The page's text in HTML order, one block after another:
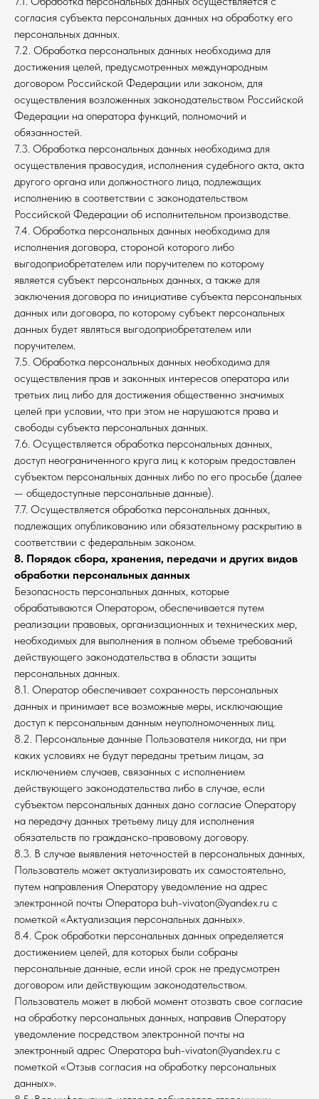
согласия субъекта персональных данных на обработку его
персональных данных.
7.2. Обработка персональных данных необходима для
достижения целей, предусмотренных международным
договором Российской Федерации или законом, для
осуществления возложенных законодательством Российской
Федерации на оператора функций, полномочий и
обязанностей.
7.3. Обработка персональных данных необходима для
осуществления правосудия, исполнения судебного акта, акта
другого органа или должностного лица, подлежащих
исполнению в соответствии с законодательством
Российской Федерации об исполнительном производстве.
7.4. Обработка персональных данных необходима для
исполнения договора, стороной которого либо
выгодоприобретателем или поручителем по которому
является субъект персональных данных, а также для
заключения договора по инициативе субъекта персональных
данных или договора, по которому субъект персональных
данных будет являться выгодоприобретателем или
поручителем.
7.5. Обработка персональных данных необходима для
осуществления прав и законных интересов оператора или
третьих лиц либо для достижения общественно значимых
целей при условии, что при этом не нарушаются права и
свободы субъекта персональных данных.
7.6. Осуществляется обработка персональных данных,
доступ неограниченного круга лиц к которым предоставлен
субъектом персональных данных либо по его просьбе (далее
— общедоступные персональные данные).
7.7. Осуществляется обработка персональных данных,
подлежащих опубликованию или обязательному раскрытию в
соответствии с федеральным законом.
8. Порядок сбора, хранения, передачи и других видов
обработки персональных данных
Безопасность персональных данных, которые
обрабатываются Оператором, обеспечивается путем
реализации правовых, организационных и технических мер,
необходимых для выполнения в полном объеме требований
действующего законодательства в области защиты
персональных данных.
8.1. Оператор обеспечивает сохранность персональных
данных и принимает все возможные меры, исключающие
доступ к персональным данным неуполномоченных лиц.
8.2. Персональные данные Пользователя никогда, ни при
каких условиях не будут переданы третьим лицам, за
исключением случаев, связанных с исполнением
действующего законодательства либо в случае, если
субъектом персональных данных дано согласие Оператору
на передачу данных третьему лицу для исполнения
обязательств по гражданско-правовому договору.
8.3. В случае выявления неточностей в персональных данных,
Пользователь может актуализировать их самостоятельно,
путем направления Оператору уведомление на адрес
электронной почты Оператора buh-vivaton@yandex.ru с
пометкой «Актуализация персональных данных».
8.4. Срок обработки персональных данных определяется
достижением целей, для которых были собраны
персональные данные, если иной срок не предусмотрен
договором или действующим законодательством.
Пользователь может в любой момент отозвать свое согласие
на обработку персональных данных, направив Оператору
уведомление посредством электронной почты на
электронный адрес Оператора buh-vivaton@yandex.ru с
пометкой «Отзыв согласия на обработку персональных
данных».